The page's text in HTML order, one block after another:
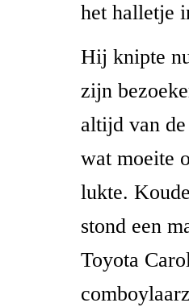
het halletje
Hij knipte
zijn
altijd van
wat moeite
lukte.
stond een
Toyota